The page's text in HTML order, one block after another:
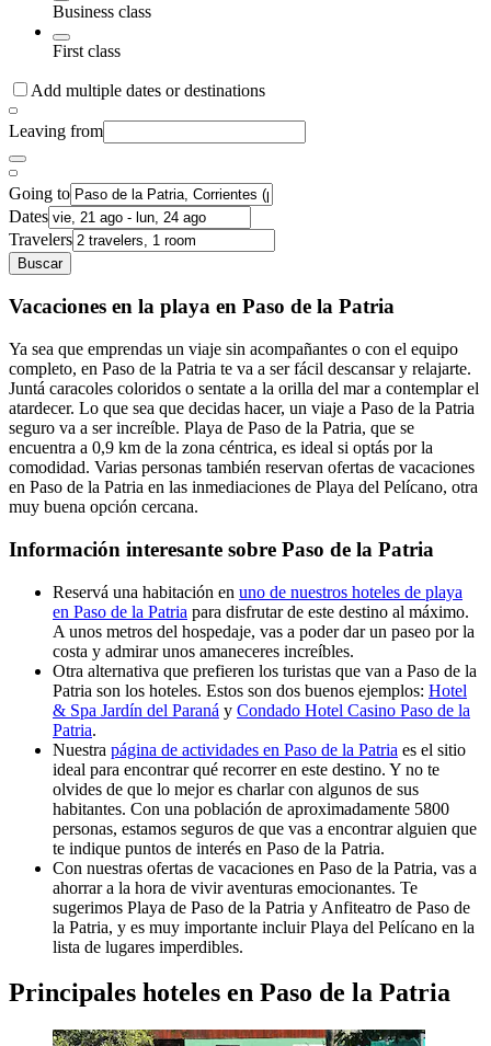
Business class
First class
Add multiple dates or destinations
Leaving from
Going to
Dates
Travelers
Buscar
Vacaciones en la playa en Paso de la Patria
Ya sea que emprendas un viaje sin acompañantes o con el equipo
completo, en Paso de la Patria te va a ser fácil descansar y relajarte.
Juntá caracoles coloridos o sentate a la orilla del mar a contemplar el
atardecer. Lo que sea que decidas hacer, un viaje a Paso de la Patria
seguro va a ser increíble. Playa de Paso de la Patria, que se
encuentra a 0,9 km de la zona céntrica, es ideal si optás por la
comodidad. Varias personas también reservan ofertas de vacaciones
en Paso de la Patria en las inmediaciones de Playa del Pelícano, otra
muy buena opción cercana.
Información interesante sobre Paso de la Patria
Reservá una habitación en uno de nuestros hoteles de playa
en Paso de la Patria para disfrutar de este destino al máximo.
A unos metros del hospedaje, vas a poder dar un paseo por la
costa y admirar unos amaneceres increíbles.
Otra alternativa que prefieren los turistas que van a Paso de la
Patria son los hoteles. Estos son dos buenos ejemplos: Hotel
& Spa Jardín del Paraná y Condado Hotel Casino Paso de la
Patria.
Nuestra página de actividades en Paso de la Patria es el sitio
ideal para encontrar qué recorrer en este destino. Y no te
olvides de que lo mejor es charlar con algunos de sus
habitantes. Con una población de aproximadamente 5800
personas, estamos seguros de que vas a encontrar alguien que
te indique puntos de interés en Paso de la Patria.
Con nuestras ofertas de vacaciones en Paso de la Patria, vas a
ahorrar a la hora de vivir aventuras emocionantes. Te
sugerimos Playa de Paso de la Patria y Anfiteatro de Paso de
la Patria, y es muy importante incluir Playa del Pelícano en la
lista de lugares imperdibles.
Principales hoteles en Paso de la Patria